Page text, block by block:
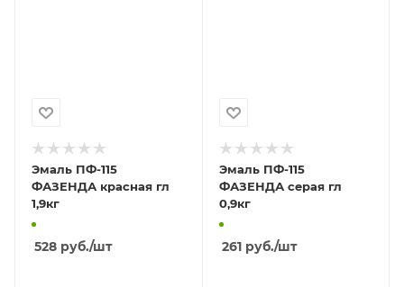
Эмаль ПФ-115
ФАЗЕНДА красная гл
1,9кг
528 руб./шт
Эмаль ПФ-115
ФАЗЕНДА серая гл
0,9кг
261руб./шт